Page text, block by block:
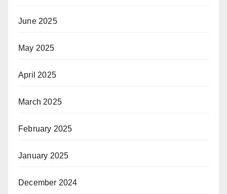
June 2025
May 2025
April 2025
March 2025
February 2025
January 2025
December 2024